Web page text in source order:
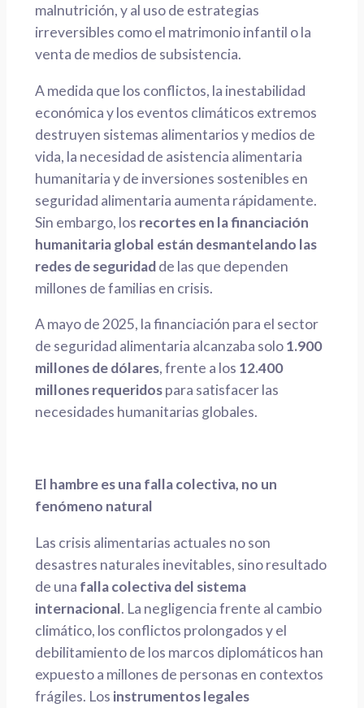
malnutrición, y al uso de estrategias
irreversibles como el matrimonio infantil o la
venta de medios de subsistencia.
A medida que los conflictos, la inestabilidad
económica y los eventos climáticos extremos
destruyen sistemas alimentarios y medios de
vida, la necesidad de asistencia alimentaria
humanitaria y de inversiones sostenibles en
seguridad alimentaria aumenta rápidamente.
Sin embargo, los recortes en la financiación
humanitaria global están desmantelando las
redes de seguridadde las que dependen
millones de familias en crisis.
A mayo de 2025, la financiación para el sector
de seguridad alimentaria alcanzaba solo1.900
millones de dólares, frente a los 12.400
millones requeridospara satisfacer las
necesidades humanitarias globales.
El hambre es una falla colectiva, no un
fenómeno natural
Las crisis alimentarias actuales no son
desastres naturales inevitables, sino resultado
de una falla colectiva del sistema
internacional. La negligencia frente al cambio
climático, los conflictos prolongados y el
debilitamiento de los marcos diplomáticos han
expuesto a millones de personas en contextos
frágiles. Los instrumentos legales